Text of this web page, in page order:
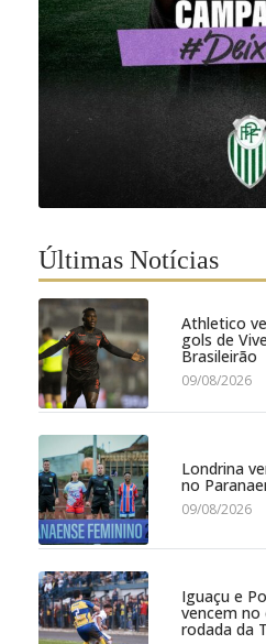
Últimas Notícias
Athletico
gols de
Brasileirão
09/08/2026
Londrina
no
09/08/2026
Iguaçu e
vencem
rodada da